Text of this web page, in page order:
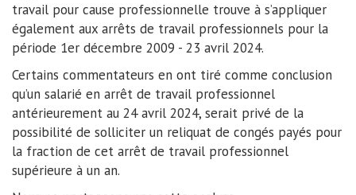
travail pour cause professionnelle trouve à s’appliquer
également aux arrêts de travail professionnels pour la
période 1er décembre 2009 - 23 avril 2024.
Certains commentateurs en ont tiré comme conclusion
qu’un salarié en arrêt de travail professionnel
antérieurement au 24 avril 2024, serait privé de la
possibilité de solliciter un reliquat de congés payés pour
la fraction de cet arrêt de travail professionnel
supérieure à un an.